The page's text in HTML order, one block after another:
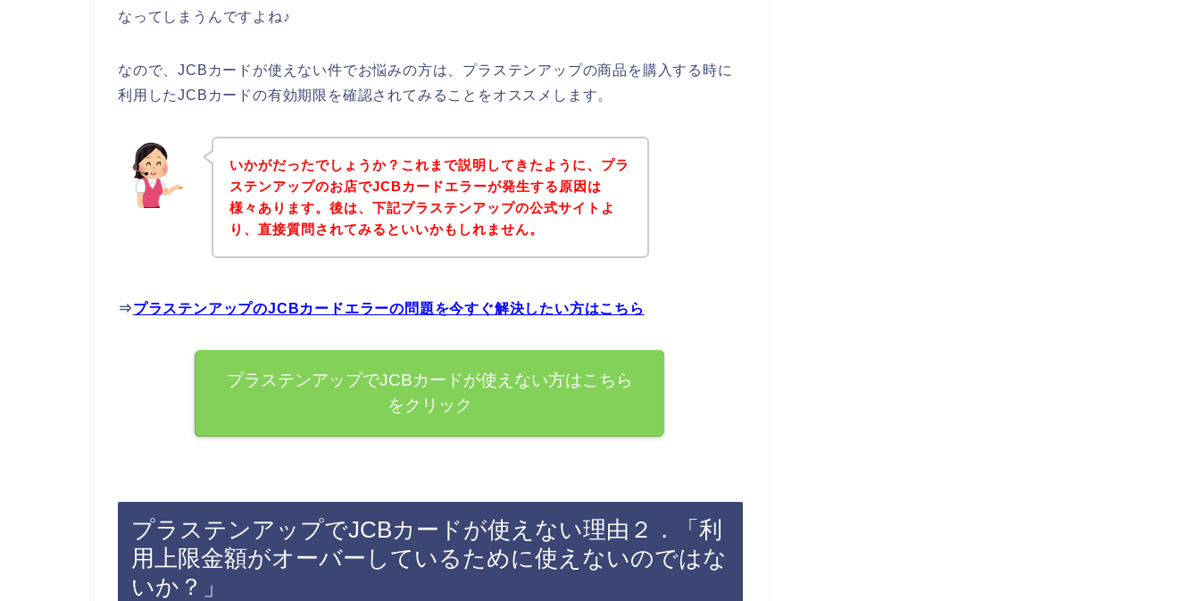
なってしまうんですよね♪
なので、JCBカードが使えない件でお悩みの方は、プラステンアップの商品を購入する時に
利用したJCBカードの有効期限を確認されてみることをオススメします。
いかがだったでしょうか？これまで説明してきたように、プラ
ステンアップのお店でJCBカードエラーが発生する原因は
様々あります。後は、下記プラステンアップの公式サイトよ
り、直接質問されてみるといいかもしれません。
⇒プラステンアップのJCBカードエラーの問題を今すぐ解決したい方はこちら
プラステンアップでJCBカードが使えない方はこちら
をクリック
プラステンアップでJCBカードが使えない理由２．「利
用上限金額がオーバーしているために使えないのではな
いか？」